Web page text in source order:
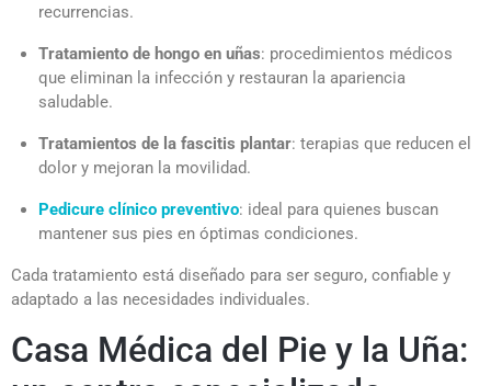
recurrencias.
Tratamiento de hongo en uñas: procedimientos médicos
que eliminan la infección y restauran la apariencia
saludable.
Tratamientos de la fascitis plantar: terapias que reducen el
dolor y mejoran la movilidad.
Pedicure clínico preventivo: ideal para quienes buscan
mantener sus pies en óptimas condiciones.
Cada tratamiento está diseñado para ser seguro, confiable y
adaptado a las necesidades individuales.
Casa Médica del Pie y la Uña: